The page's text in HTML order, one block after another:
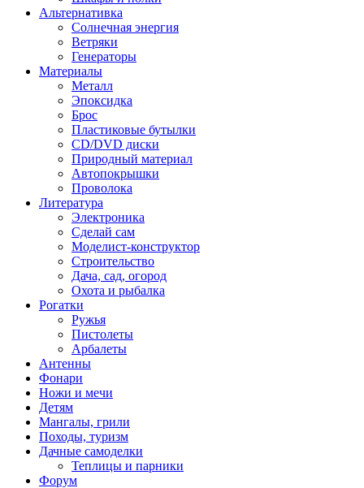
Альтернативка
Солнечная энергия
Ветряки
Генераторы
Материалы
Металл
Эпоксидка
Брос
Пластиковые бутылки
CD/DVD диски
Природный материал
Автопокрышки
Проволока
Литература
Электроника
Сделай сам
Моделист-конструктор
Строительство
Дача, сад, огород
Охота и рыбалка
Рогатки
Ружья
Пистолеты
Арбалеты
Антенны
Фонари
Ножи и мечи
Детям
Мангалы, грили
Походы, туризм
Дачные самоделки
Теплицы и парники
Форум